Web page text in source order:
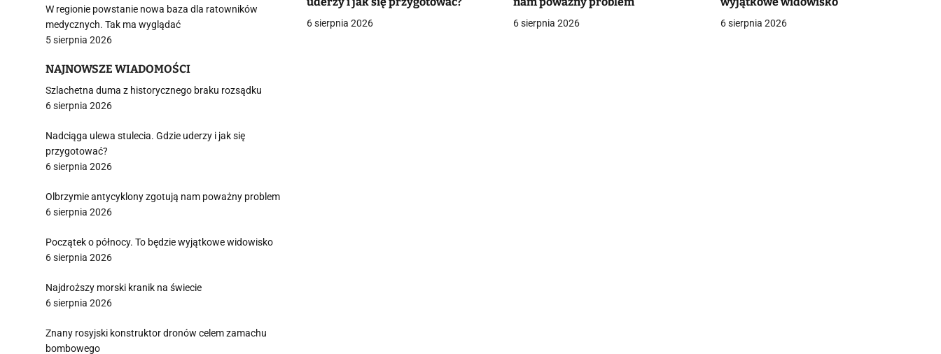
g
6 sierpnia 2026 6 sierpnia 2026 6 sierpnia 2026
W regionie powstanie nowa baza dla ratowników
medycznych. Tak ma wyglądać
5 sierpnia 2026
NAJNOWSZE WIADOMOŚCI
Szlachetna duma z historycznego braku rozsądku
6 sierpnia 2026
Nadciąga ulewa stulecia. Gdzie uderzy i jak się
przygotować?
6 sierpnia 2026
Olbrzymie antycyklony zgotują nam poważny problem
6 sierpnia 2026
Początek o północy. To będzie wyjątkowe widowisko
6 sierpnia 2026
Najdroższy morski kranik na świecie
6 sierpnia 2026
Znany rosyjski konstruktor dronów celem zamachu
bombowego